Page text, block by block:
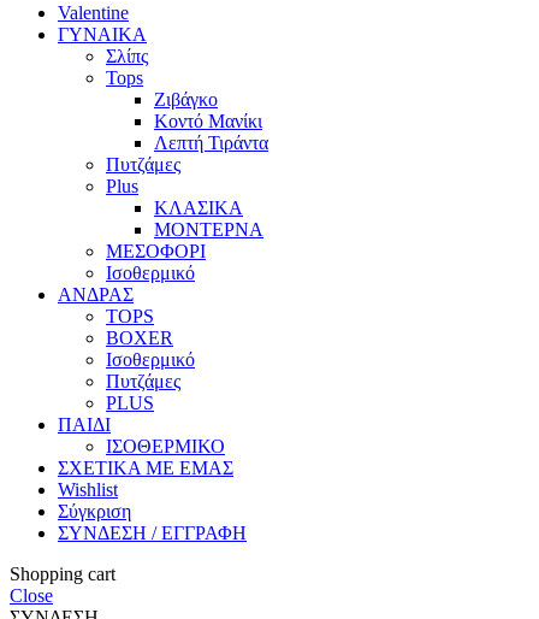
Valentine
ΓΥΝΑΙΚΑ
Σλίπς
Tops
Ζιβάγκο
Κοντό Μανίκι
Λεπτή Τιράντα
Πυτζάμες
Plus
ΚΛΑΣΙΚΑ
ΜΟΝΤΕΡΝΑ
ΜΕΣΟΦΟΡΙ
Ισοθερμικό
ΑΝΔΡΑΣ
TOPS
BOXER
Ισοθερμικό
Πυτζάμες
PLUS
ΠΑΙΔΙ
ΙΣΟΘΕΡΜΙΚΟ
ΣΧΕΤΙΚΑ ΜΕ ΕΜΑΣ
Wishlist
Σύγκριση
ΣΥΝΔΕΣΗ / ΕΓΓΡΑΦΗ
Shopping cart
Close